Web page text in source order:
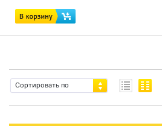
Сортировать по